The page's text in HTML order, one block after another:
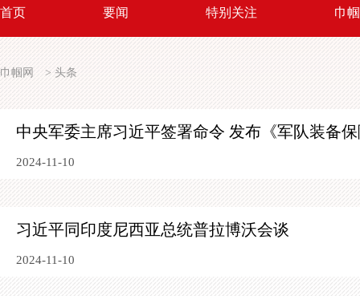
首页 要闻 特别关注 巾
巾帼网 > 头条
中央军委主席习近平签署命令 发布《军队装备
2024-11-10
习近平同印度尼西亚总统普拉博沃会谈
2024-11-10